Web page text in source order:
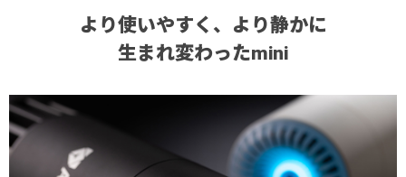
より使いやすく、より静かに
生まれ変わったmini